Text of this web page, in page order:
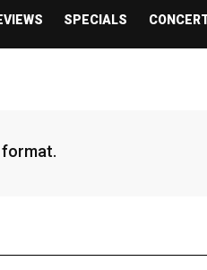
SPECIALS
format.